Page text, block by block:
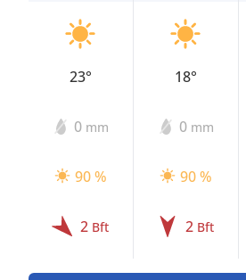
23°
0 mm
90 %
2 Bft
18°
0 mm
90 %
2 Bft